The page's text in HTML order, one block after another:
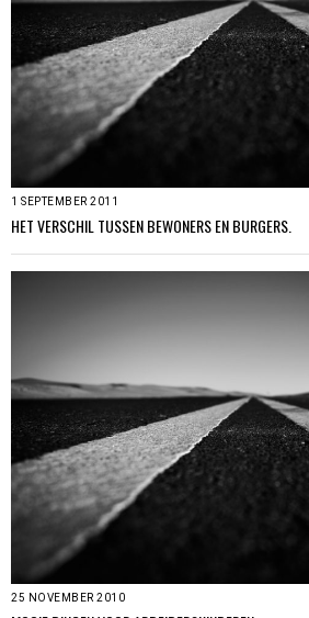
1 SEPTEMBER 2011
HET VERSCHIL TUSSEN BEWONERS EN BURGERS.
25 NOVEMBER 2010